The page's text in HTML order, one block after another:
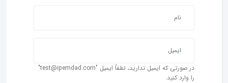
در صورتی که ایمیل ندارید، لطفاً ایمیل "test@ipemdad.com"
را وارد کنید.